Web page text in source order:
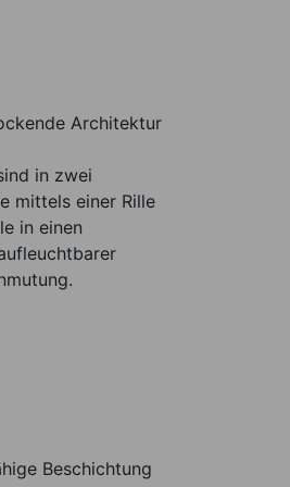
Architektur
in zwei
mittels einer Rille
in einen
Beschichtung